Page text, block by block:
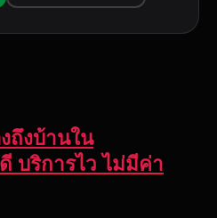
ถึงบ้านใน
บริการไว ไม่มีค่า